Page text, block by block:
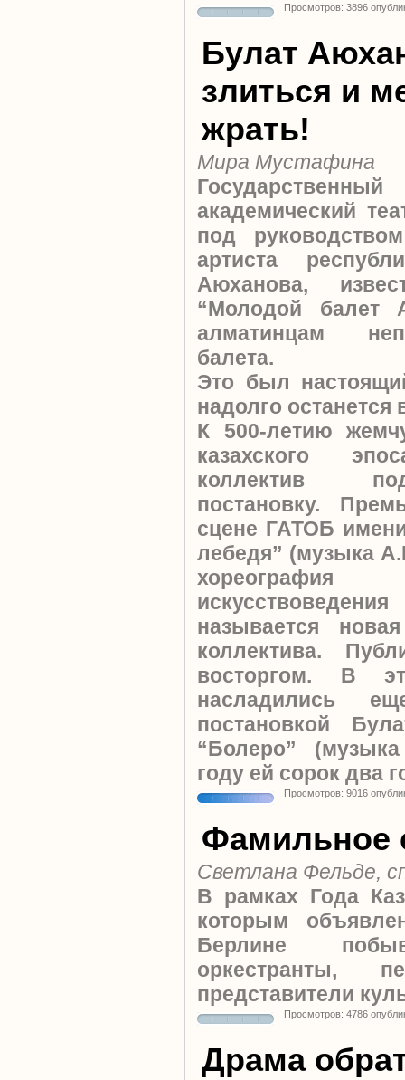
Просмотров: 3896
Булат
злиться и
жрать!
Мира Мустафина
Государственный
академический
под
артиста
Аюханова,
“Молодой балет
алматинцам
балета.
Это был
надолго останется
К 500-летию
казахского
коллектив
постановку.
сцене ГАТОБ
лебедя” (музыка
называется
коллектива.
восторгом. В
насладились
постановкой
“Болеро”
году ей сорок два
Просмотров: 9016
Фамильное
Светлана Фельде,
В рамках Года
которым
Берлине
оркестранты,
представители
Просмотров: 4786
Драма